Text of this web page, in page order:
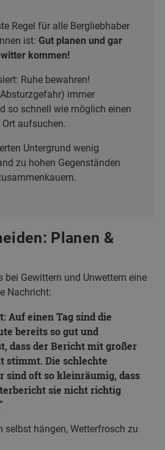
Regel für alle Bergliebhaber
ist: Gut planen und gar
kommen!
Ruhe bewahren!
immer
so schnell wie möglich einen
aufsuchen.
Untergrund wenig
zu hohen Gegenständen
Planen &
bei Gewittern und Unwettern eine
Nachricht:
Auf einen Tag sind die
bereits so gut und
dass der Bericht mit großer
stimmt. Die schlechte
sind oft so kleinräumig, dass
sie nicht richtig
selbst hängen, Wetterfrosch zu